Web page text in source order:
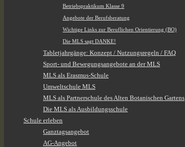
Betriebspraktikum Klasse 9
Angebote der Berufsberatung
Wichtige Links zur Beruflichen Orientierung (BO)
Die MLS sagt DANKE!
Tabletjahrgänge: Konzept / Nutzungsregeln / FAQ
Sport- und Bewegungsangebote an der MLS
MLS als Erasmus-Schule
Umweltschule MLS
MLS als Partnerschule des Alten Botanischen Gartens
Die MLS als Ausbildungsschule
Schule erleben
Ganztagsangebot
AG-Angebot